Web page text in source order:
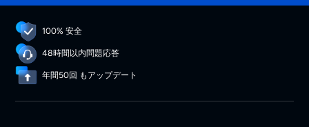
100% 安全
48時間以内問題応答
年間50回 もアップデート